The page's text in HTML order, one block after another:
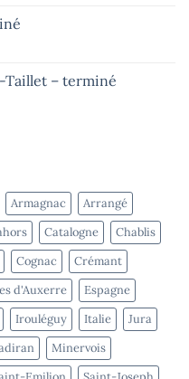
Taillet – terminé
Armagnac
Arrangé
Catalogne
Chablis
Cognac
Crémant
d'Auxerre
Espagne
Irouléguy Italie
Jura
Minervois